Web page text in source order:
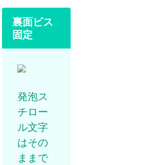
裏面ビス
固定
発泡ス
チロー
ル文字
はその
ままで